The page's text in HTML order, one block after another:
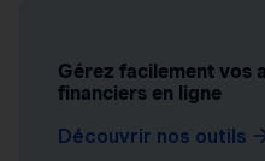
Gérez facilement vos
financiers en ligne
Découvrir nos outils